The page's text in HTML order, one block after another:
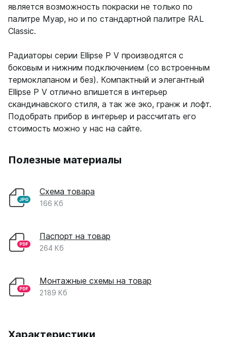
является возможность покраски не только по
палитре Муар, но и по стандартной палитре RAL
Classic.
Радиаторы серии Ellipse P V производятся с
боковым и нижним подключением (со встроенным
термоклапаном и без). Компактный и элегантный
Ellipse P V отлично впишется в интерьер
скандинавского стиля, а так же эко, гранж и лофт.
Подобрать прибор в интерьер и рассчитать его
стоимость можно у нас на сайте.
Полезные материалы
Схема товара
166 Кб
Паспорт на товар
264 Кб
Монтажные схемы на товар
2189 Кб
Характеристики